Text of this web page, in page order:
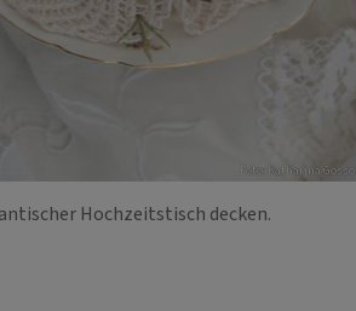
Foto: Katharina
Hochzeitstisch decken.